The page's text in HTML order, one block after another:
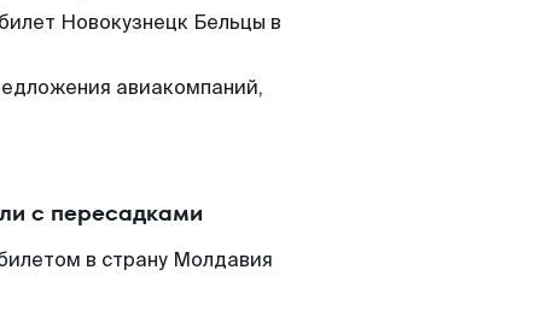
Новокузнецк Бельцы в
авиакомпаний,
с пересадками
в страну Молдавия